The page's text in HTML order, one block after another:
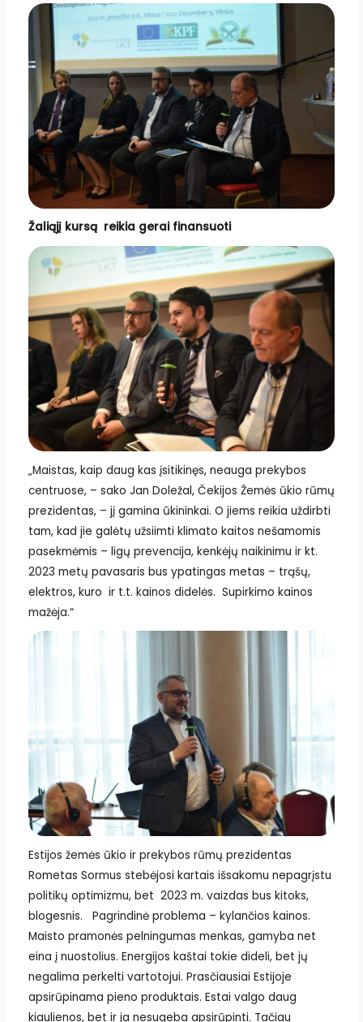
Žaliąjį kursą reikia gerai finansuoti
„Maistas, kaip daug kas įsitikinęs, neauga prekybos
centruose, – sako Jan Doležal, Čekijos Žemės ūkio rūmų
prezidentas, – jį gamina ūkininkai. O jiems reikia uždirbti
tam, kad jie galėtų užsiimti klimato kaitos nešamomis
pasekmėmis – ligų prevencija, kenkėjų naikinimu ir kt.
2023 metų pavasaris bus ypatingas metas – trąšų,
elektros, kuro ir t.t. kainos didelės. Supirkimo kainos
mažėja.“
Estijos žemės ūkio ir prekybos rūmų prezidentas
Rometas Sormus stebėjosi kartais išsakomu nepagrįstu
politikų optimizmu, bet 2023 m. vaizdas bus kitoks,
blogesnis. Pagrindinė problema – kylančios kainos.
Maisto pramonės pelningumas menkas, gamyba net
eina į nuostolius. Energijos kaštai tokie dideli, bet jų
negalima perkelti vartotojui. Prasčiausiai Estijoje
apsirūpinama pieno produktais. Estai valgo daug
kiaulienos, bet ir ja nesugeba apsirūpinti. Tačiau